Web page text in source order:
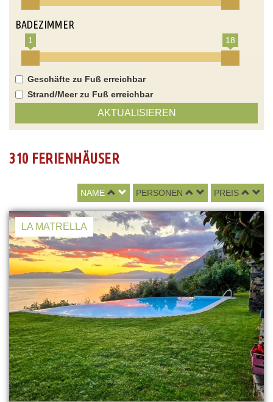
BADEZIMMER
1 18
Geschäfte zu Fuß erreichbar
Strand/Meer zu Fuß erreichbar
AKTUALISIEREN
310 FERIENHÄUSER
NAME PERSONEN PREIS
LA MATRELLA